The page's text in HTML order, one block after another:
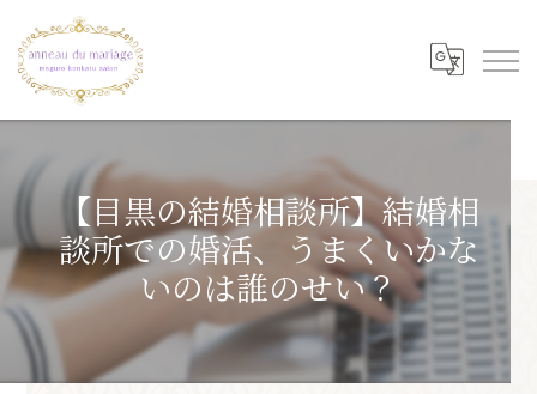
【目黒の結婚相談所】結婚相
談所での婚活、うまくいかな
いのは誰のせい？